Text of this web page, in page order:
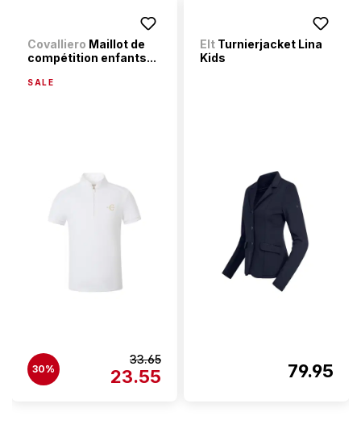
Covalliero Maillot de
compétition enfants...
SALE
30%
33.65
23.55
Elt Turnierjacket Lina
Kids
79.95